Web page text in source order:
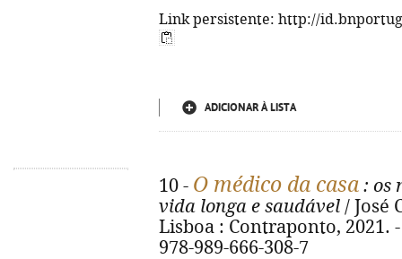
Link persistente: http://
ADICIONAR À LISTA
10 - O médico da casa : os
vida longa e saudável / José
Lisboa : Contraponto, 2021.
978-989-666-308-7